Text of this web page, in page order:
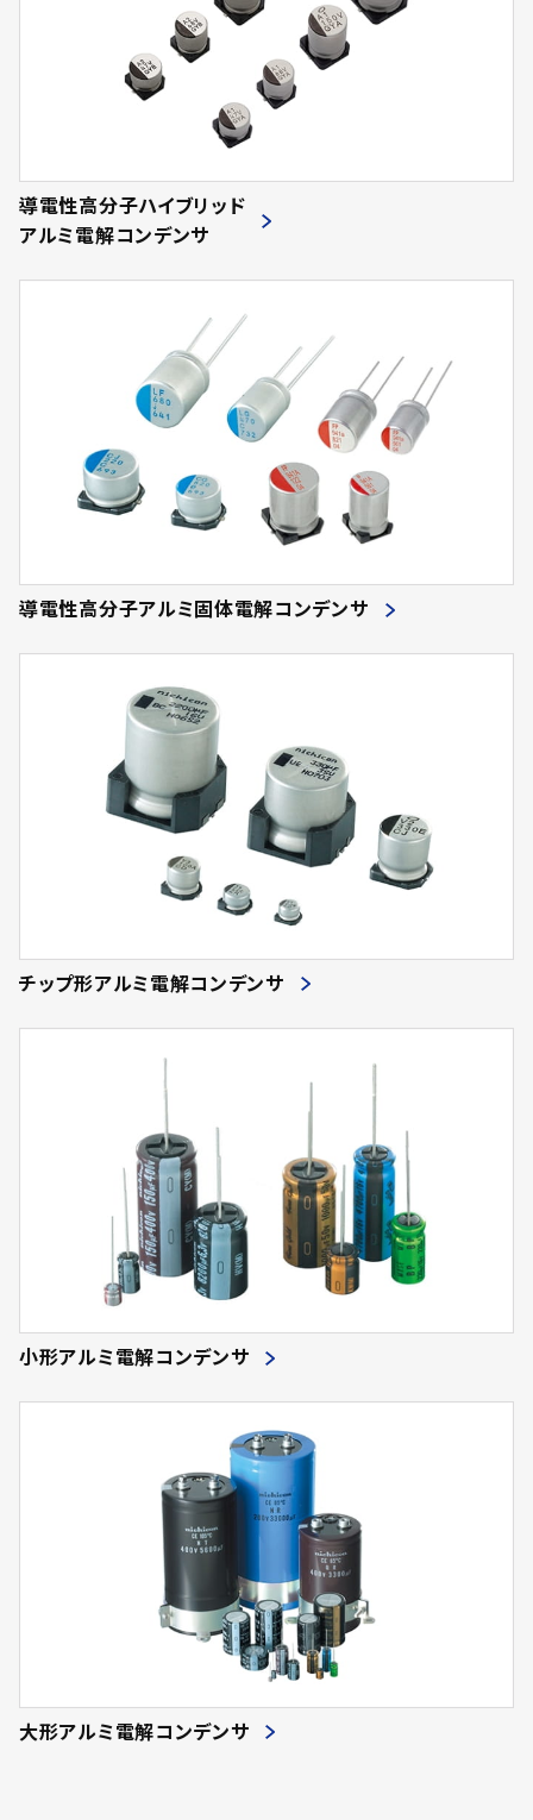
導電性高分子ハイブリッド
アルミ電解コンデンサ
導電性高分子アルミ固体電解コンデンサ
チップ形アルミ電解コンデンサ
小形アルミ電解コンデンサ
大形アルミ電解コンデンサ